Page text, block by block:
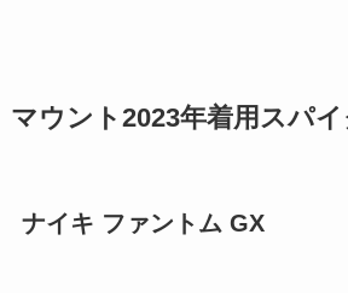
マウント2023年着用スパイ
ナイキ ファントム GX